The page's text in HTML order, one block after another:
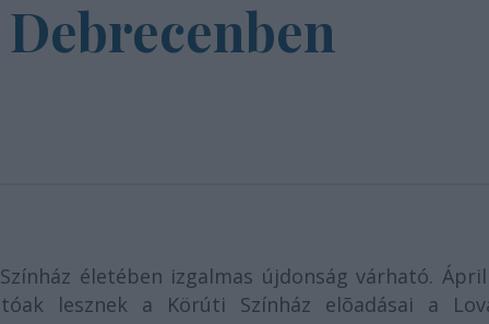
életében izgalmas újdonság várható.
lesznek a Körúti Színház elõadásai a